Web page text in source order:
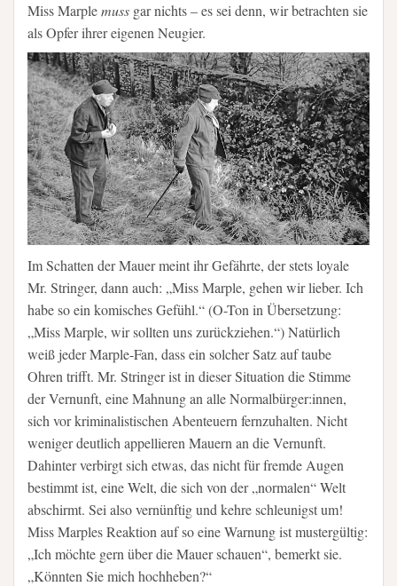
Miss Marplemuss gar nichts – es sei denn, wir betrachten sie
als Opfer ihrer eigenen Neugier.
Im Schatten der Mauer meint ihr Gefährte, der stets loyale
Mr. Stringer, dann auch: „Miss Marple, gehen wir lieber. Ich
habe so ein komisches Gefühl.“ (O-Ton in Übersetzung:
„Miss Marple, wir sollten uns zurückziehen.“) Natürlich
weiß jeder Marple-Fan, dass ein solcher Satz auf taube
Ohren trifft. Mr. Stringer ist in dieser Situation die Stimme
der Vernunft, eine Mahnung an alle Normalbürger:innen,
sich vor kriminalistischen Abenteuern fernzuhalten. Nicht
weniger deutlich appellieren Mauern an die Vernunft.
Dahinter verbirgt sich etwas, das nicht für fremde Augen
bestimmt ist, eine Welt, die sich von der „normalen“ Welt
abschirmt. Sei also vernünftig und kehre schleunigst um!
Miss Marples Reaktion auf so eine Warnung ist mustergültig:
„Ich möchte gern über die Mauer schauen“, bemerkt sie.
„Könnten Sie mich hochheben?“